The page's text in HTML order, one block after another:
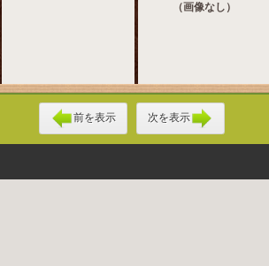
（画像なし）
前を表示 次を表示